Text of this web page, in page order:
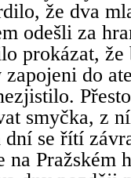
že dva
odešli za
prokázat, že
do
smyčka, z
se řítí
Pražském